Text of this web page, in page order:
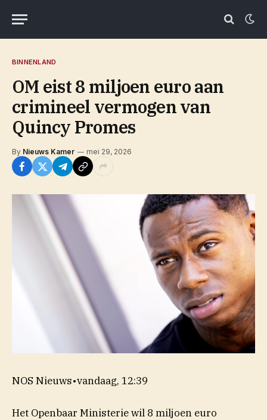
BINNENLAND
OM eist 8 miljoen euro aan
crimineel vermogen van
Quincy Promes
By Nieuws Kamer mei 29, 2026
NOS Nieuws•vandaag, 12:39
Het Openbaar Ministerie wil 8 miljoen euro